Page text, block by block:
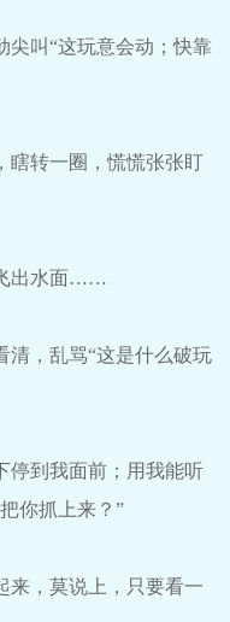
叫“这玩意会动；快靠
转一圈，慌慌张张盯
出水面……
，乱骂“这是什么破玩
到我面前；用我能听
你抓上来？”
，莫说上，只要看一